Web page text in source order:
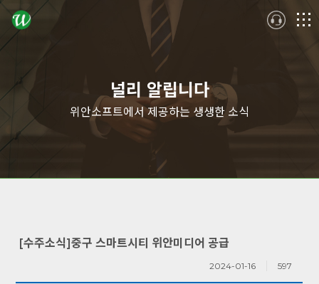
logo
널리 알립니다
위안소프트에서 제공하는 생생한 소식
[수주소식]중구 스마트시티 위안미디어 공급
2024-01-16 597